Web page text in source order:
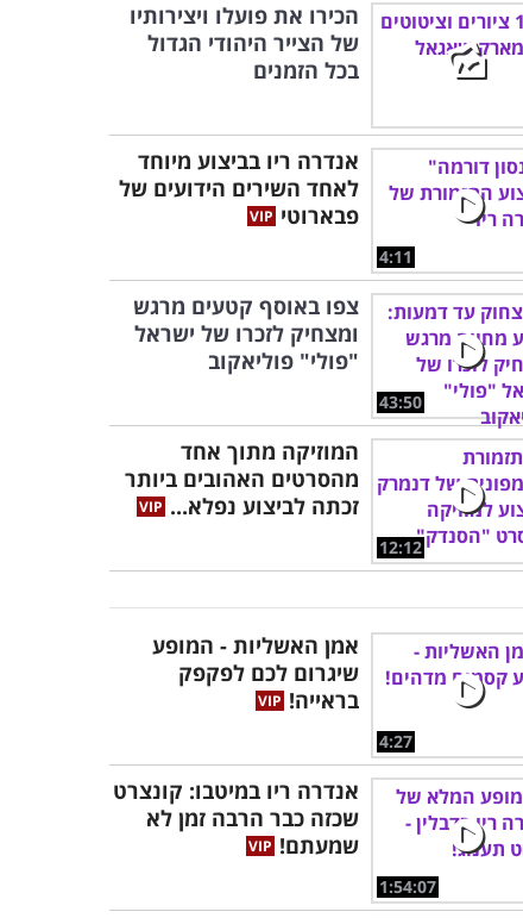
הכירו את פועלו ויצירותיו
של הצייר היהודי הגדול
בכל הזמנים
4:11
אנדרה ריו בביצוע מיוחד
לאחד השירים הידועים של
פבארוטי
43:50
צפו באוסף קטעים מרגש
ומצחיק לזכרו של ישראל
"פולי" פוליאקוב
12:12
המוזיקה מתוך אחד
מהסרטים האהובים ביותר
זכתה לביצוע נפלא...
4:27
אמן האשליות - המופע
שיגרום לכם לפקפק
בראייה!
1:54:07
אנדרה ריו במיטבו: קונצרט
שכזה כבר הרבה זמן לא
שמעתם!